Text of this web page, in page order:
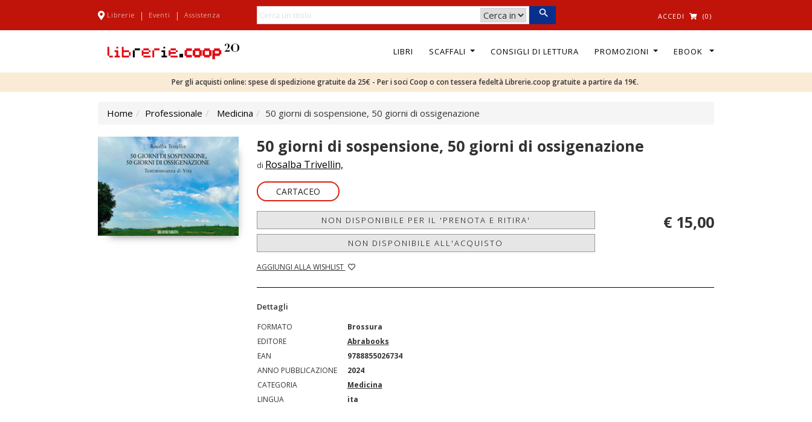
Librerie | Eventi | Assistenza ACCEDI (0)
LIBRI SCAFFALI CONSIGLI DI LETTURA PROMOZIONI EBOOK
Per gli acquisti online: spese di spedizione gratuite da 25€ - Per i soci Coop o con tessera fedeltà Librerie.coop gratuite a partire da 19€.
Home Professionale Medicina 50 giorni di sospensione, 50 giorni di ossigenazione
50 giorni di sospensione, 50 giorni di ossigenazione
di Rosalba Trivellin,
CARTACEO
NON DISPONIBILE PER IL 'PRENOTA E RITIRA'
NON DISPONIBILE ALL'ACQUISTO
AGGIUNGI ALLA WISHLIST
€ 15,00
Dettagli
FORMATO
Brossura
EDITORE
Abrabooks
EAN
9788855026734
ANNO PUBBLICAZIONE
2024
CATEGORIA
Medicina
LINGUA
ita